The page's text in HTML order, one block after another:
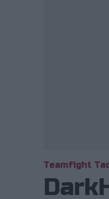
Teamfight